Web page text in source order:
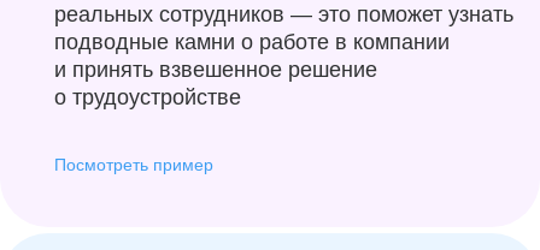
реальных сотрудников — это поможет узнать
подводные камни о работе в компании
и принять взвешенное решение
о трудоустройстве
Посмотреть пример